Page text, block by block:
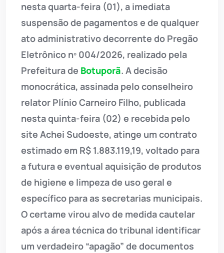
nesta quarta-feira (01), a imediata
suspensão de pagamentos e de qualquer
ato administrativo decorrente do Pregão
Eletrônico nº 004/2026, realizado pela
Prefeitura de Botuporã. A decisão
monocrática, assinada pelo conselheiro
relator Plínio Carneiro Filho, publicada
nesta quinta-feira (02) e recebida pelo
site Achei Sudoeste, atinge um contrato
estimado em R$ 1.883.119,19, voltado para
a futura e eventual aquisição de produtos
de higiene e limpeza de uso geral e
específico para as secretarias municipais.
O certame virou alvo de medida cautelar
após a área técnica do tribunal identificar
um verdadeiro “apagão” de documentos